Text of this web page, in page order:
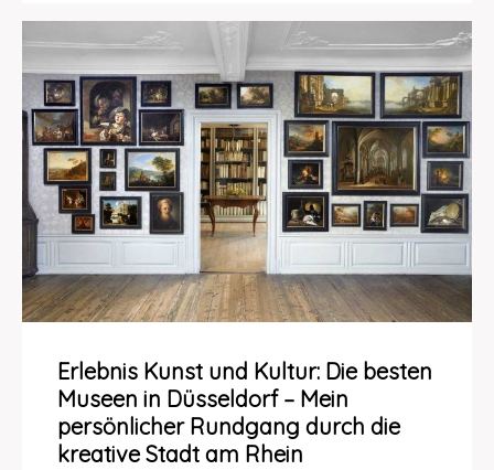
Erlebnis Kunst und Kultur: Die besten
Museen in Düsseldorf – Mein
persönlicher Rundgang durch die
kreative Stadt am Rhein